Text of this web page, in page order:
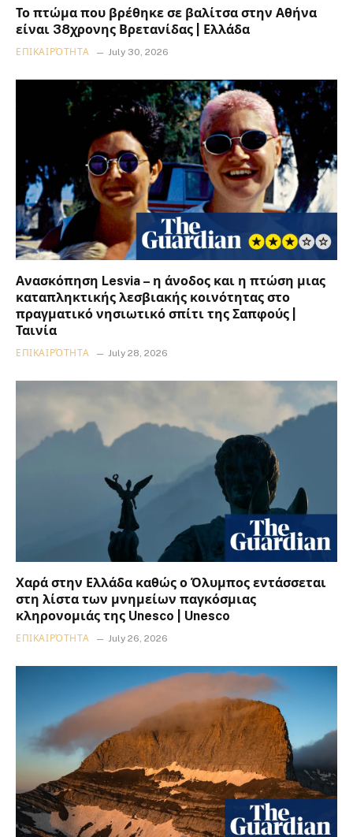
Το πτώμα που βρέθηκε σε βαλίτσα στην Αθήνα
είναι 38χρονης Βρετανίδας | Ελλάδα
ΕΠΙΚΑΙΡΌΤΗΤΑ July 30, 2026
Ανασκόπηση Lesvia – η άνοδος και η πτώση μιας
καταπληκτικής λεσβιακής κοινότητας στο
πραγματικό νησιωτικό σπίτι της Σαπφούς |
Ταινία
ΕΠΙΚΑΙΡΌΤΗΤΑ July 28, 2026
Χαρά στην Ελλάδα καθώς ο Όλυμπος εντάσσεται
στη λίστα των μνημείων παγκόσμιας
κληρονομιάς της Unesco | Unesco
ΕΠΙΚΑΙΡΌΤΗΤΑ July 26, 2026